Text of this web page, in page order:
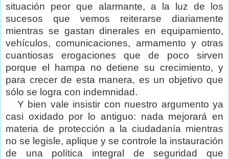
situación peor que alarmante, a la luz de los
sucesos que vemos reiterarse diariamente
mientras se gastan dinerales en equipamiento,
vehículos, comunicaciones, armamento y otras
cuantiosas erogaciones que de poco sirven
porque el hampa no detiene su crecimiento, y
para crecer de esta manera, es un objetivo que
sólo se logra con indemnidad.
Y bien vale insistir con nuestro argumento ya
casi oxidado por lo antiguo: nada mejorará en
materia de protección a la ciudadanía mientras
no se legisle, aplique y se controle la instauración
de una política integral de seguridad que